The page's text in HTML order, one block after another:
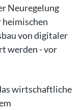
Neuregelung
heimischen
von digitaler
werden - vor
wirtschaftliche